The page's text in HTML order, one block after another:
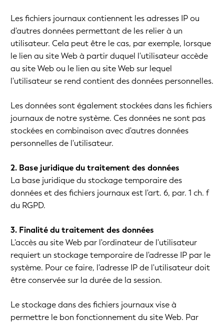
Les fichiers journaux contiennent les adresses IP ou
d'autres données permettant de les relier à un
utilisateur. Cela peut être le cas, par exemple, lorsque
le lien au site Web à partir duquel l'utilisateur accède
au site Web ou le lien au site Web sur lequel
l'utilisateur se rend contient des données personnelles.
Les données sont également stockées dans les fichiers
journaux de notre système. Ces données ne sont pas
stockées en combinaison avec d'autres données
personnelles de l'utilisateur.
2. Base juridique du traitement des données
La base juridique du stockage temporaire des
données et des fichiers journaux est l'art. 6, par. 1 ch. f
du RGPD.
3. Finalité du traitement des données
L'accès au site Web par l'ordinateur de l'utilisateur
requiert un stockage temporaire de l'adresse IP par le
système. Pour ce faire, l'adresse IP de l'utilisateur doit
être conservée sur la durée de la session.
Le stockage dans des fichiers journaux vise à
permettre le bon fonctionnement du site Web. Par